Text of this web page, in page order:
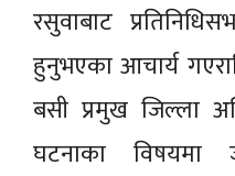
रसुवाबाट
हुनुभएका आचार्य
बसी प्रमुख जिल्ला
घटनाका विषयमा